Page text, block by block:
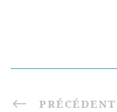
PRÉCÉDENT